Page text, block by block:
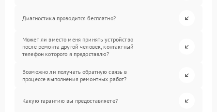
Диагностика проводится бесплатно?
Может ли вместо меня принять устройство
после ремонта другой человек, контактный
телефон которого я предоставлю?
Возможно ли получать обратную связь в
процессе выполнения ремонтных работ?
Какую гарантию вы предоставляете?